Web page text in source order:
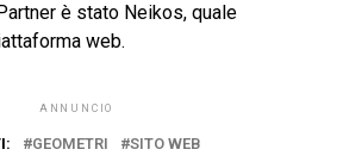
è stato Neikos, quale
web.
ANNUNCIO
GEOMETRI SITO WEB